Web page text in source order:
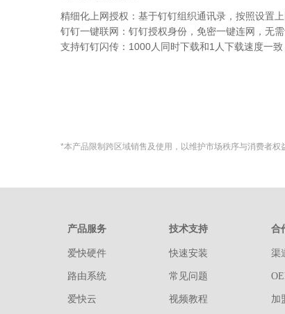
精细化上网授权：基于钉钉组织通讯录，按照设置
钉钉一键联网：钉钉授权身份，免密一键连网，无
支持钉钉闪传：1000人同时下载和1人下载速度一
*本产品限制跨区域销售及使用，以维护市场秩序与消费者
产品服务
爱快硬件
路由系统
爱快云
技术支持
快速安装
常见问题
视频教程
合
渠
加